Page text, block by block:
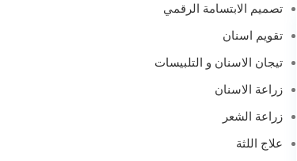
تصميم الابتسامة الرقمي
تقويم اسنان
تيجان الاسنان و التلبيسات
زراعة الاسنان
زراعة الشعر
علاج اللثة